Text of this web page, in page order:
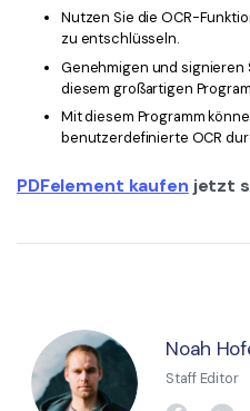
Nutzen Sie die OCR-
zu entschlüsseln.
Genehmigen und signieren
diesem großartigen
Mit diesem Programm
benutzerdefinierte OCR
PDFelement kaufen jetzt
Noah
Staff Editor